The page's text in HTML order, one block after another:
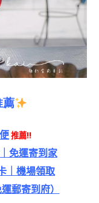
薦
推薦!!
免運寄到家
｜機場領取
郵寄到府）